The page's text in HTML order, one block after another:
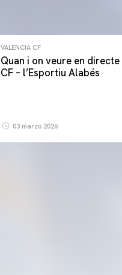
VALENCIA CF
Quan i on veure en
CF – l’Esportiu Alabés
03 marzo 2026